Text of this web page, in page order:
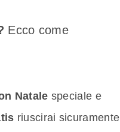
Ecco come
Natale speciale e
riuscirai sicuramente